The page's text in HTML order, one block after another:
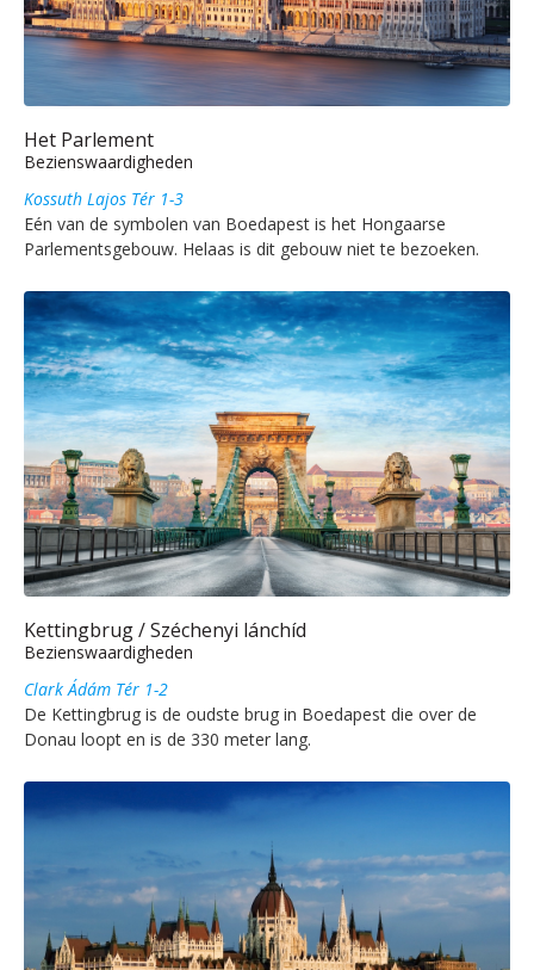
Het Parlement
Bezienswaardigheden
Kossuth Lajos Tér 1-3
Eén van de symbolen van Boedapest is het Hongaarse
Parlementsgebouw. Helaas is dit gebouw niet te bezoeken.
Kettingbrug / Széchenyi lánchíd
Bezienswaardigheden
Clark Ádám Tér 1-2
De Kettingbrug is de oudste brug in Boedapest die over de
Donau loopt en is de 330 meter lang.